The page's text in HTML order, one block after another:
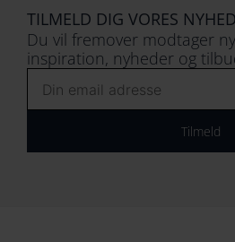
TILMELD DIG VORES
Du vil fremover modtager
inspiration, nyheder og
Email
Tilmeld